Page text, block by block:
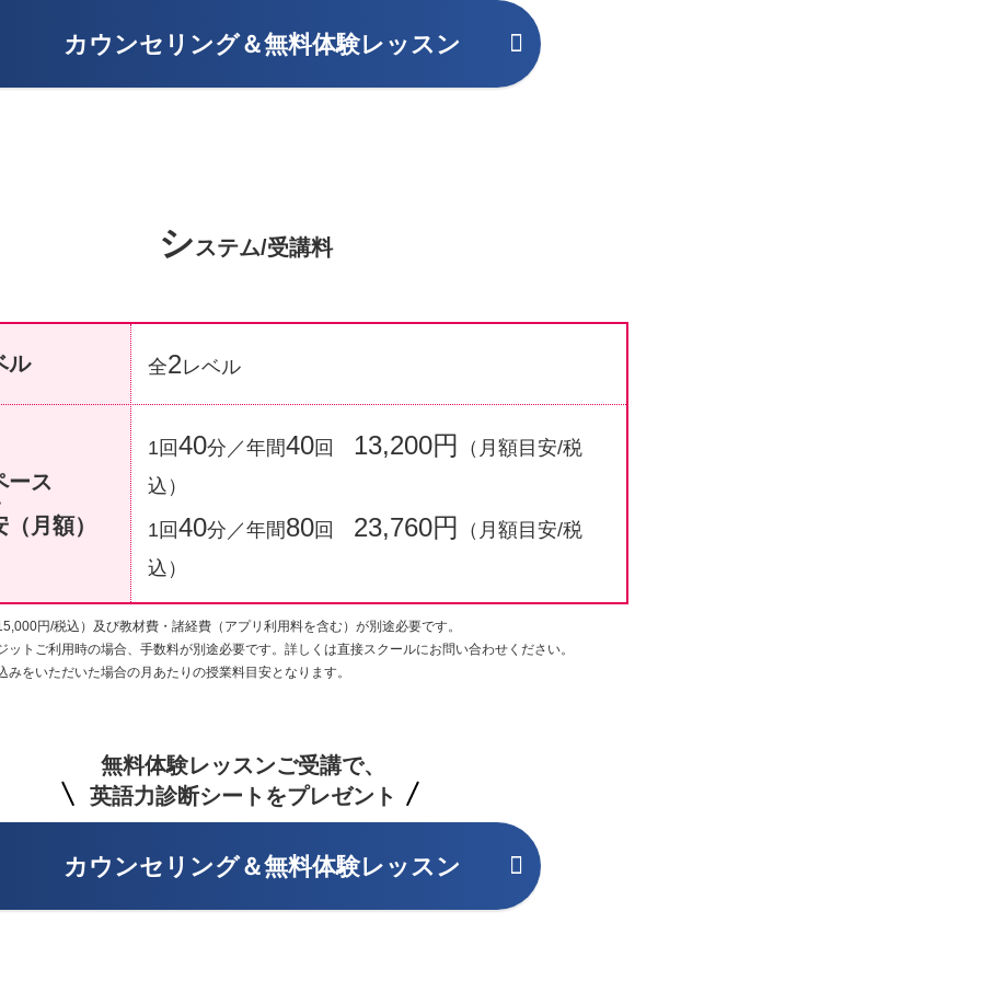
カウンセリング＆無料体験レッスン
システム/受講料
ル 全2レベル
ース
（月額）
1回40分／年間40回 13,200円
（月額目安/税
込）
1回40分／年間80回 23,760円
（月額目安/税
込）
円/税込）及び教材費・諸経費（アプリ利用料を含む）が別途必要です。
トご利用時の場合、手数料が別途必要です。詳しくは直接スクールにお問い合わせください。
をいただいた場合の月あたりの授業料目安となります。
無料体験レッスンご受講で、
英語力診断シートをプレゼント
カウンセリング＆無料体験レッスン